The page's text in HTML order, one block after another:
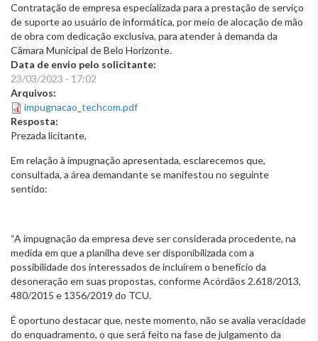
Contratação de empresa especializada para a prestação de serviço
de suporte ao usuário de informática, por meio de alocação de mão
de obra com dedicação exclusiva, para atender à demanda da
Câmara Municipal de Belo Horizonte.
Data de envio pelo solicitante:
23/03/2023 - 17:02
Arquivos:
impugnacao_techcom.pdf
Resposta:
Prezada licitante,
Em relação à impugnação apresentada, esclarecemos que,
consultada, a área demandante se manifestou no seguinte
sentido:
“A impugnação da empresa deve ser considerada procedente, na
medida em que a planilha deve ser disponibilizada com a
possibilidade dos interessados de incluírem o benefício da
desoneração em suas propostas, conforme Acórdãos 2.618/2013,
480/2015 e 1356/2019 do TCU.
É oportuno destacar que, neste momento, não se avalia veracidade
do enquadramento, o que será feito na fase de julgamento da